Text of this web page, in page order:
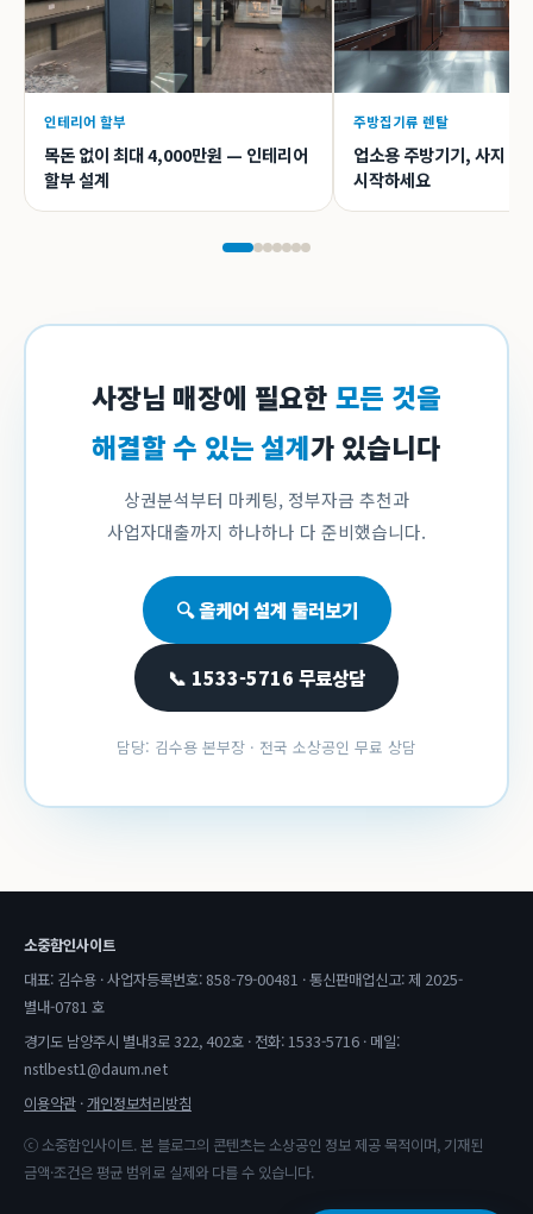
인테리어 할부
목돈 없이 최대 4,000만원 — 인테리어
할부 설계
주방집기류 렌탈
업소용 주방기기, 사지 말
시작하세요
사장님 매장에 필요한 모든 것을
해결할 수 있는 설계가 있습니다
상권분석부터 마케팅, 정부자금 추천과
사업자대출까지 하나하나 다 준비했습니다.
🔍 올케어 설계 둘러보기
📞 1533-5716 무료상담
담당: 김수용 본부장 · 전국 소상공인 무료 상담
소중함인사이트
대표: 김수용 · 사업자등록번호: 858-79-00481 · 통신판매업신고: 제 2025-
별내-0781 호
경기도 남양주시 별내3로 322, 402호 · 전화: 1533-5716 · 메일:
nstlbest1@daum.net
이용약관 ·개인정보처리방침
ⓒ 소중함인사이트. 본 블로그의 콘텐츠는 소상공인 정보 제공 목적이며, 기재된
금액·조건은 평균 범위로 실제와 다를 수 있습니다.